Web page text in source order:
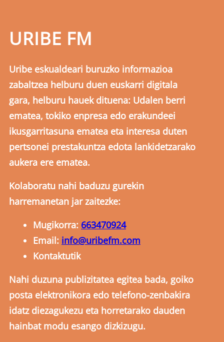
URIBE FM
Uribe eskualdeari buruzko informazioa
zabaltzea helburu duen euskarri digitala
gara, helburu hauek dituena: Udalen berri
ematea, tokiko enpresa edo erakundeei
ikusgarritasuna ematea eta interesa duten
pertsonei prestakuntza edota lankidetzarako
aukera ere ematea.
Kolaboratu nahi baduzu gurekin
harremanetan jar zaitezke:
Mugikorra: 663470924
Email: info@uribefm.com
Kontaktutik
Nahi duzuna publizitatea egitea bada, goiko
posta elektronikora edo telefono-zenbakira
idatz diezagukezu eta horretarako dauden
hainbat modu esango dizkizugu.